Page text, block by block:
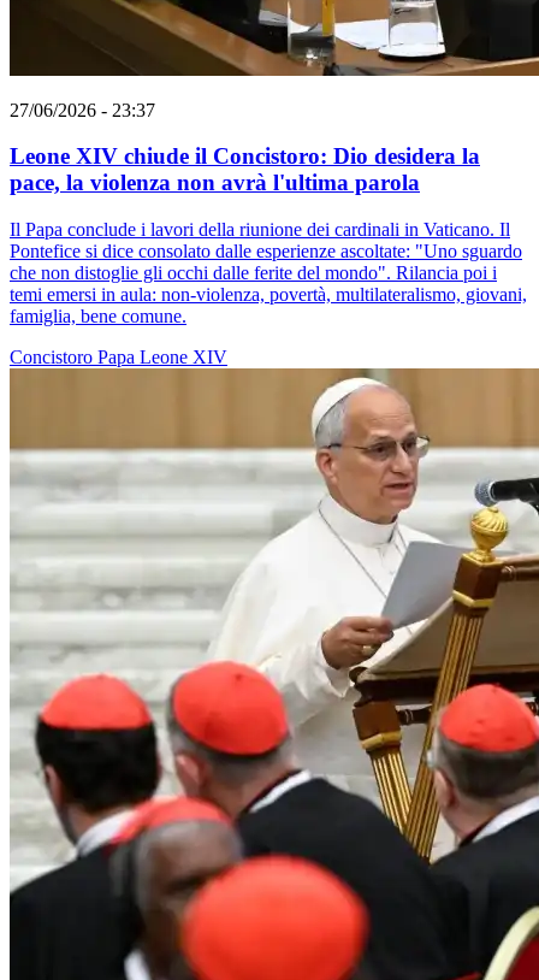
27/06/2026 - 23:37
Leone XIV chiude il Concistoro: Dio desidera la
pace, la violenza non avrà l'ultima parola
Il Papa conclude i lavori della riunione dei cardinali in Vaticano. Il
Pontefice si dice consolato dalle esperienze ascoltate: "Uno sguardo
che non distoglie gli occhi dalle ferite del mondo". Rilancia poi i
temi emersi in aula: non-violenza, povertà, multilateralismo, giovani,
famiglia, bene comune.
Concistoro Papa Leone XIV